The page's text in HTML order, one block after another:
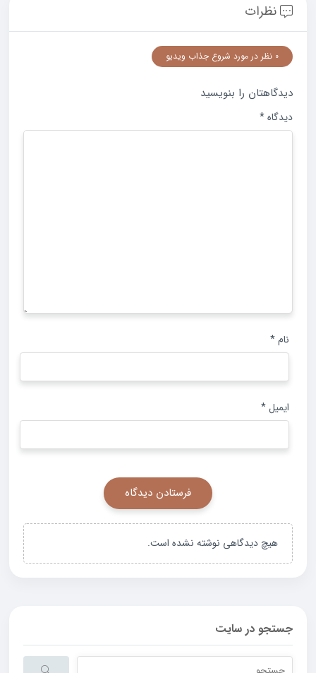
نظرات
0 نظر در مورد شروع جذاب ویدیو
دیدگاهتان را بنویسید
دیدگاه*
نام*
ایمیل*
هیچ دیدگاهی نوشته نشده است.
جستجو در سایت